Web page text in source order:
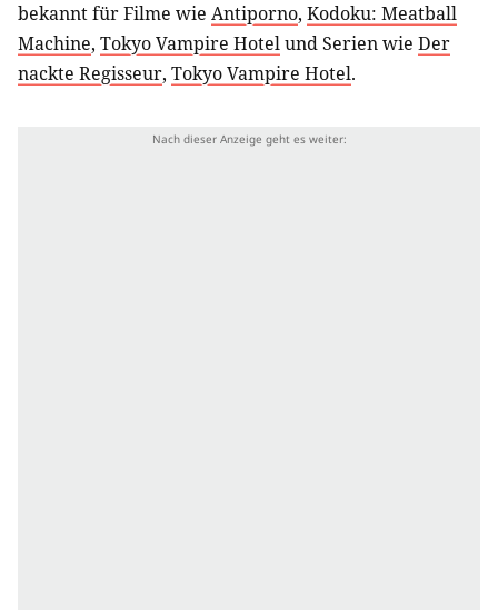
bekannt für Filme wie Antiporno, Kodoku: Meatball
Machine, Tokyo Vampire Hotelund Serien wie Der
nackte Regisseur, Tokyo Vampire Hotel.